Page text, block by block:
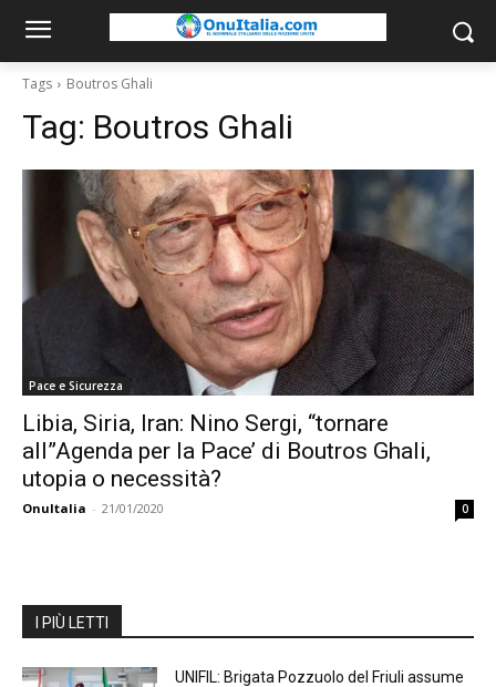
Tags Boutros Ghali
Tag: Boutros Ghali
Pace e Sicurezza
Libia, Siria, Iran: Nino Sergi, “tornare
all”Agenda per la Pace’ di Boutros Ghali,
utopia o necessità?
OnuItalia - 21/01/2020 0
I PIÙ LETTI
UNIFIL: Brigata Pozzuolo del Friuli assume